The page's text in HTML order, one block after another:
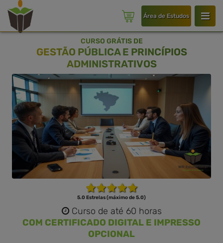
Área de Estudos
CURSO GRÁTIS DE
GESTÃO PÚBLICA E PRINCÍPIOS
ADMINISTRATIVOS
5.0 Estrelas (máximo de 5.0)
Curso de até 60 horas
COM CERTIFICADO DIGITAL E IMPRESSO
OPCIONAL